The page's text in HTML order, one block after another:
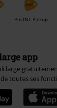
PostNL Pickup
app
large
toutes ses